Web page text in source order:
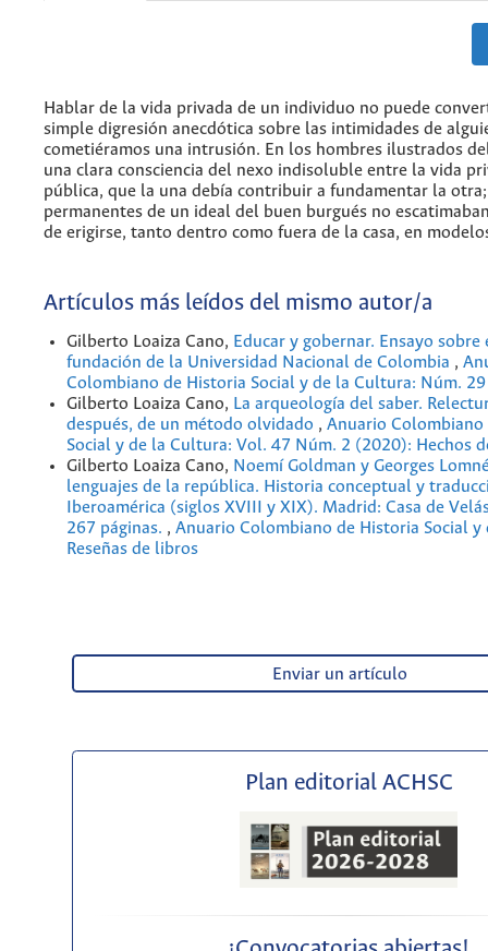
Hablar de la vida privada de un individuo no puede
simple digresión anecdótica sobre las intimidades de
cometiéramos una intrusión. En los hombres ilustrados
una clara consciencia del nexo indisoluble entre la vida
pública, que la una debía contribuir a fundamentar la
permanentes de un ideal del buen burgués no
de erigirse, tanto dentro como fuera de la casa, en
Artículos más leídos del mismo autor/a
Gilberto Loaiza Cano, Educar y gobernar. Ensayo sobre
fundación de la Universidad Nacional de Colombia ,
Colombiano de Historia Social y de la Cultura: Núm.
Gilberto Loaiza Cano, La arqueología del saber.
después, de un método olvidado , Anuario
Social y de la Cultura: Vol. 47 Núm. 2 (2020): Hechos
Gilberto Loaiza Cano, Noemí Goldman y Georges
lenguajes de la república. Historia conceptual y
Iberoamérica (siglos XVIII y XIX). Madrid: Casa de
267 páginas. , Anuario Colombiano de Historia Social y
Reseñas de libros
Enviar un artículo
Plan editorial ACHSC